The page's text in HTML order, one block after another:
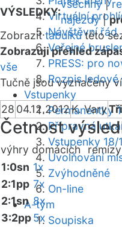
Virtuální
Návštěvní řád
Veřejné
PRESS: pro
Rozpis
Vstupenky
Permanentky
Přípravná
Vstupenky 18/
Uvolňování
Zvýhodněné
On-line
A-tým
Soupiska
VÝSLEDKY:
všechny|
nájezdy|
Zobrazittabulkutéto
Zobrazuji přehled
vše
Tučně jsou vyznačeny
28 04.12.2012K. Vary
Četnost
výhry domácích
1:0sn 1x
2:1pp 7x
2:1sn 8x
3:2pp5x